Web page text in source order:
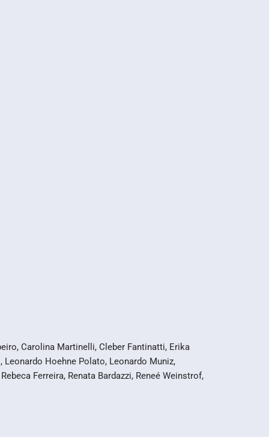
Carolina Martinelli, Cleber Fantinatti, Erika
Leonardo Hoehne Polato, Leonardo Muniz,
Ferreira, Renata Bardazzi, Reneé Weinstrof,